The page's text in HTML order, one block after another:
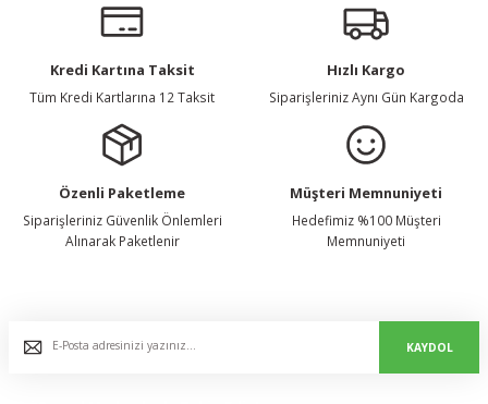
Kredi Kartına Taksit
Tüm Kredi Kartlarına 12 Taksit
Hızlı Kargo
Siparişleriniz Aynı Gün Kargoda
Özenli Paketleme
Siparişleriniz Güvenlik Önlemleri
Alınarak Paketlenir
Müşteri Memnuniyeti
Hedefimiz %100 Müşteri
Memnuniyeti
KAYDOL